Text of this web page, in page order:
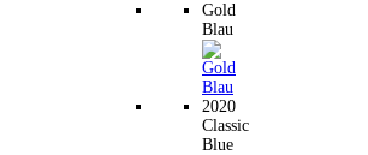
Gold
Blau
2020
Classic
Blue